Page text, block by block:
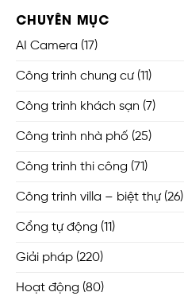
CHUYÊN MỤC
AI Camera (17)
Công trình chung cư(11)
Công trình khách sạn (7)
Công trình nhà phố (25)
Công trình thi công (71)
Công trình villa – biệt thự(26)
Cổng tự động (11)
Giải pháp (220)
Hoạt động (80)